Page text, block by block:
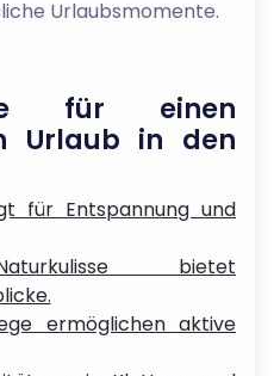
Urlaubsmomente.
für einen
Urlaub in den
für Entspannung und
bietet
ermöglichen aktive